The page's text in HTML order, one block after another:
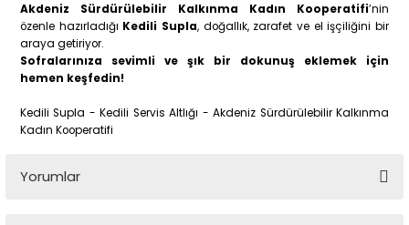
Akdeniz Sürdürülebilir Kalkınma Kadın Kooperatifi’nin
özenle hazırladığı Kedili Supla, doğallık, zarafet ve el işçiliğini bir
araya getiriyor.
Sofralarınıza sevimli ve şık bir dokunuş eklemek için
hemen keşfedin!
Kedili Supla - Kedili Servis Altlığı - Akdeniz Sürdürülebilir Kalkınma
Kadın Kooperatifi
Yorumlar